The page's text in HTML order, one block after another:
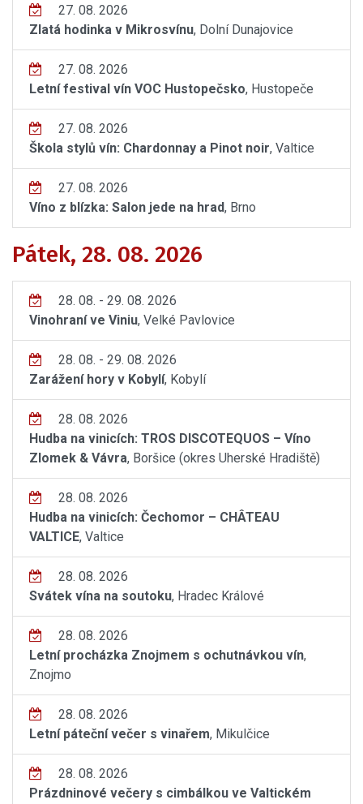
27. 08. 2026
Zlatá hodinka v Mikrosvínu, Dolní Dunajovice
27. 08. 2026
Letní festival vín VOC Hustopečsko, Hustopeče
27. 08. 2026
Škola stylů vín: Chardonnay a Pinot noir, Valtice
27. 08. 2026
Víno z blízka: Salon jede na hrad, Brno
Pátek, 28. 08. 2026
28. 08. - 29. 08. 2026
Vinohraní ve Viniu, Velké Pavlovice
28. 08. - 29. 08. 2026
Zarážení hory v Kobylí, Kobylí
28. 08. 2026
Hudba na vinicích: TROS DISCOTEQUOS – Víno
Zlomek & Vávra, Boršice (okres Uherské Hradiště)
28. 08. 2026
Hudba na vinicích: Čechomor – CHÂTEAU
VALTICE, Valtice
28. 08. 2026
Svátek vína na soutoku, Hradec Králové
28. 08. 2026
Letní procházka Znojmem s ochutnávkou vín,
Znojmo
28. 08. 2026
Letní páteční večer s vinařem, Mikulčice
28. 08. 2026
Prázdninové večery s cimbálkou ve Valtickém